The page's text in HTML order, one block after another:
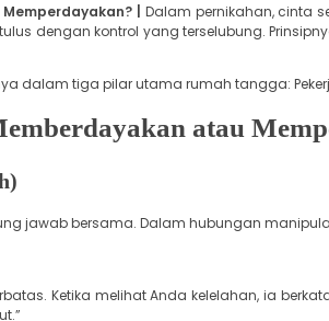
| Dalam pernikahan, cinta
dengan kontrol yang terselubung.
dalam tiga pilar utama rumah tangga:
atau
jawab bersama. Dalam hubungan
Ketika melihat Anda kelelahan, ia